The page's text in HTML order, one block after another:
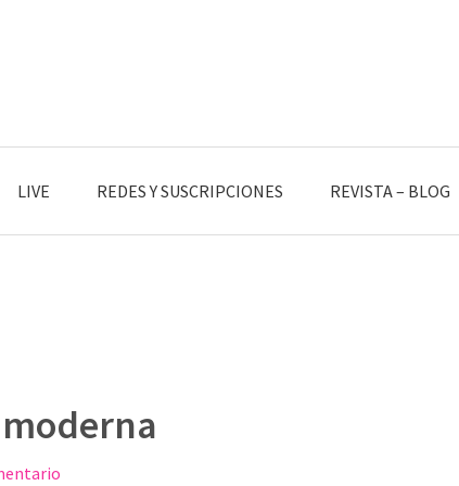
LIVE REDES Y SUSCRIPCIONES REVISTA – BLOG